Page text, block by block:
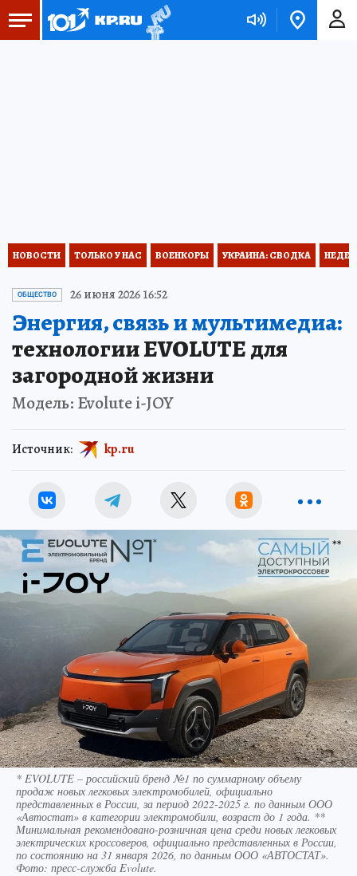
НОВОСТИ ТОЛЬКО У НАС ВОЕНКОРЫ УКРАИНА: СВОДКА
ОБЩЕСТВО 26 июня 2026 16:52
Энергия, связь и мультимедиа:
технологии EVOLUTE для
загородной жизни
Модель: Evolute i-JOY
Источник: kp.ru
* EVOLUTE – российский бренд №1 по суммарному объему
продаж новых легковых электромобилей, официально
представленных в России, за период 2022-2025 г. по данным ООО
«Автостат» в категории электромобили, возраст до 1 года. **
Минимальная рекомендовано-розничная цена среди новых легковых
электрических кроссоверов, официально представленных в России,
по состоянию на 31 января 2026, по данным ООО «АВТОСТАТ».
Фото: пресс-служба Evolute.